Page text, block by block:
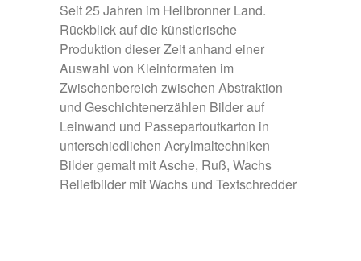
Seit 25 Jahren im Heilbronner Land.
Rückblick auf die künstlerische
Produktion dieser Zeit anhand einer
Auswahl von Kleinformaten im
Zwischenbereich zwischen Abstraktion
und Geschichtenerzählen Bilder auf
Leinwand und Passepartoutkarton in
unterschiedlichen Acrylmaltechniken
Bilder gemalt mit Asche, Ruß, Wachs
Reliefbilder mit Wachs und Textschredder